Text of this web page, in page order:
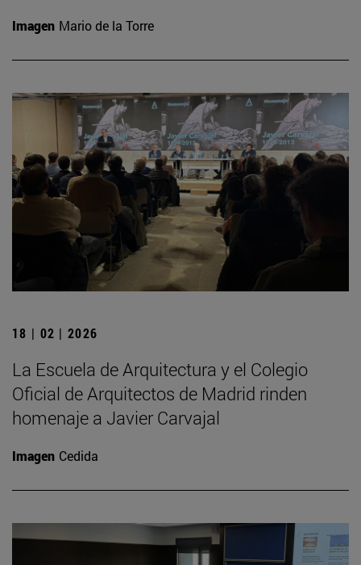
Imagen Mario de la Torre
18 | 02 | 2026
La Escuela de Arquitectura y el Colegio
Oficial de Arquitectos de Madrid rinden
homenaje a Javier Carvajal
Imagen Cedida